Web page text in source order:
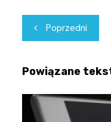
Nawigacja
wpisu
Poprzedni
Powiązane